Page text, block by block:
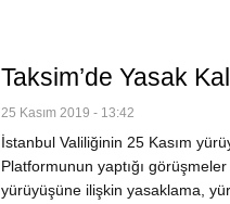
Taksim’de Yasak
25 Kasım 2019 - 13:42
İstanbul Valiliğinin 25 Kasım
Platformunun yaptığı
yürüyüşüne ilişkin yasaklama,